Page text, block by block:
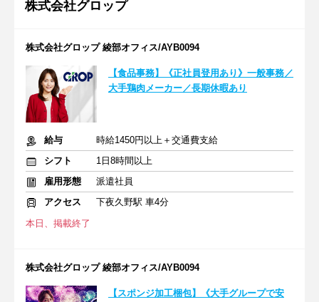
株式会社グロップ
株式会社グロップ 綾部オフィス/AYB0094
【食品事務】《正社員登用あり》一般事務／
大手鶏肉メーカー／長期休暇あり
給与
時給1450円以上＋交通費支給
シフト
1日8時間以上
雇用形態
派遣社員
アクセス
下夜久野駅 車4分
本日、掲載終了
株式会社グロップ 綾部オフィス/AYB0094
【スポンジ加工梱包】《大手グループで安